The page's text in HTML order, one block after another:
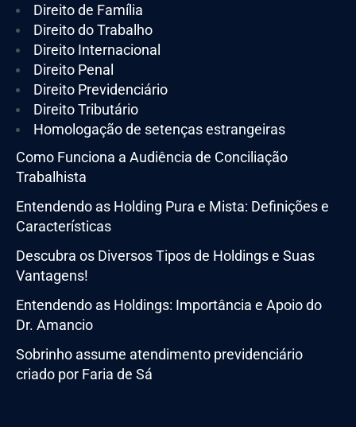
Direito de Família
Direito do Trabalho
Direito Internacional
Direito Penal
Direito Previdenciário
Direito Tributário
Homologação de setenças estrangeiras
Como Funciona a Audiência de Conciliação
Trabalhista
Entendendo as Holding Pura e Mista: Definições e
Características
Descubra os Diversos Tipos de Holdings e Suas
Vantagens!
Entendendo as Holdings: Importância e Apoio do
Dr. Amancio
Sobrinho assume atendimento previdenciário
criado por Faria de Sá